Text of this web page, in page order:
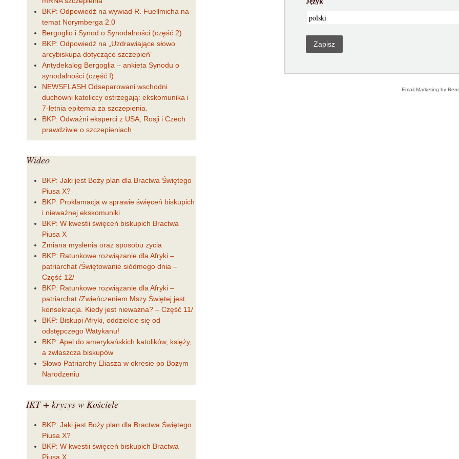
Zapisz
Email Marketing by
BKP: Odpowiedź na wywiad R. Fuellmicha na
temat Norymberga 2.0
Bergoglio i Synod o Synodalności (сzęść 2)
BKP: Odpowiedź na „Uzdrawiające słowo
arcybiskupa dotyczące szczepień”
Antydekalog Bergoglia – ankieta Synodu o
synodalności (część I)
NEWSFLASH Odseparowani wschodni
duchowni katoliccy ostrzegają: ekskomunika i
7-letnia epitemia za szczepienia.
BKP: Odważni eksperci z USA, Rosji i Czech
prawdziwie o szczepieniach
Wideo
BKP: Jaki jest Boży plan dla Bractwa Świętego
Piusa X?
BKP: Proklamacja w sprawie święceń biskupich
i nieważnej ekskomuniki
BKP: W kwestii święceń biskupich Bractwa
Piusa X
Zmiana myslenia oraz sposobu zycia
BKP: Ratunkowe rozwiązanie dla Afryki –
patriarchat /Świętowanie siódmego dnia –
Część 12/
BKP: Ratunkowe rozwiązanie dla Afryki –
patriarchat /Zwieńczeniem Mszy Świętej jest
konsekracja. Kiedy jest nieważna? – Część 11/
BKP: Biskupi Afryki, oddzielcie się od
odstępczego Watykanu!
BKP: Apel do amerykańskich katolików, księży,
a zwłaszcza biskupów
Słowo Patriarchy Eliasza w okresie po Bożym
Narodzeniu
IKT+ kryzys w Kościele
BKP: Jaki jest Boży plan dla Bractwa Świętego
Piusa X?
BKP: W kwestii święceń biskupich Bractwa
Piusa X